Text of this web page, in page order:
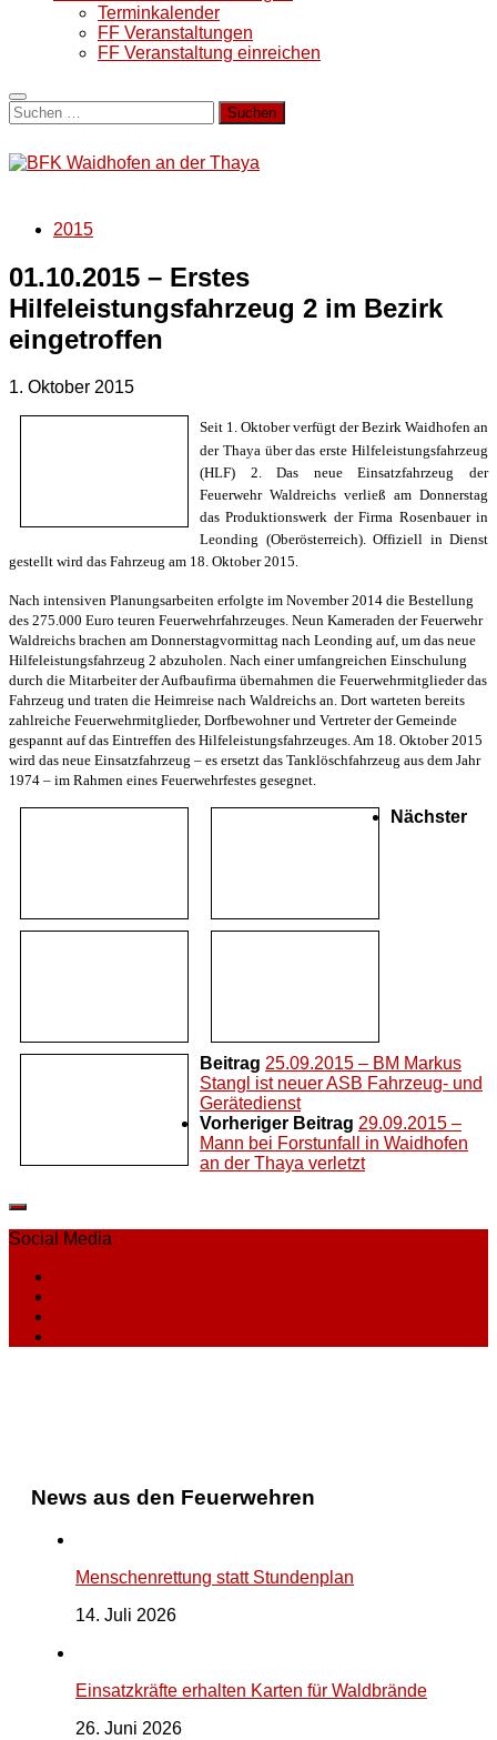
Terminkalender
FF Veranstaltungen
FF Veranstaltung einreichen
Suchen
nach:
2015
01.10.2015 – Erstes
Hilfeleistungsfahrzeug 2 im Bezirk
eingetroffen
1. Oktober 2015
Seit 1. Oktober verfügt der Bezirk Waidhofen an
der Thaya über das erste Hilfeleistungsfahrzeug
(HLF) 2. Das neue Einsatzfahrzeug der
Feuerwehr Waldreichs verließ am Donnerstag
das Produktionswerk der Firma Rosenbauer in
Leonding (Oberösterreich). Offiziell in Dienst
gestellt wird das Fahrzeug am 18. Oktober 2015.
Nach intensiven Planungsarbeiten erfolgte im November 2014 die Bestellung
des 275.000 Euro teuren Feuerwehrfahrzeuges. Neun Kameraden der Feuerwehr
Waldreichs brachen am Donnerstagvormittag nach Leonding auf, um das neue
Hilfeleistungsfahrzeug 2 abzuholen. Nach einer umfangreichen Einschulung
durch die Mitarbeiter der Aufbaufirma übernahmen die Feuerwehrmitglieder das
Fahrzeug und traten die Heimreise nach Waldreichs an. Dort warteten bereits
zahlreiche Feuerwehrmitglieder, Dorfbewohner und Vertreter der Gemeinde
gespannt auf das Eintreffen des Hilfeleistungsfahrzeuges. Am 18. Oktober 2015
wird das neue Einsatzfahrzeug – es ersetzt das Tanklöschfahrzeug aus dem Jahr
1974 – im Rahmen eines Feuerwehrfestes gesegnet.
Nächster
Beitrag 25.09.2015 – BM Markus
Stangl ist neuer ASB Fahrzeug- und
Gerätedienst
Vorheriger Beitrag 29.09.2015 –
Mann bei Forstunfall in Waidhofen
an der Thaya verletzt
Social Media
News aus den Feuerwehren
Menschenrettung statt Stundenplan
14. Juli 2026
Einsatzkräfte erhalten Karten für Waldbrände
26. Juni 2026